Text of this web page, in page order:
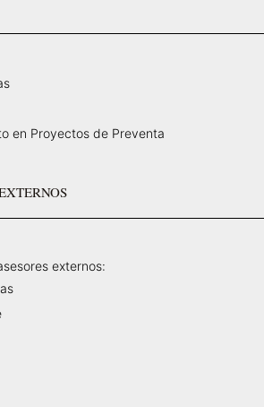
en Proyectos de Preventa
externos: